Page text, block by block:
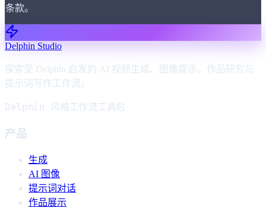
条款。
Delphin Studio
探索受 Delphin 启发的 AI 视频生成、图像提示、作品研究与
提示词写作工作流。
Delphin 风格工作流工具包
产品
生成
AI 图像
提示词对话
作品展示